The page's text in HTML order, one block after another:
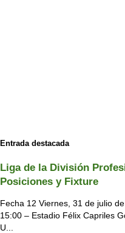
Entrada destacada
Liga de la División
Posiciones y Fixture
Fecha 12 Viernes, 31 de julio
15:00 – Estadio Félix Capriles
U...